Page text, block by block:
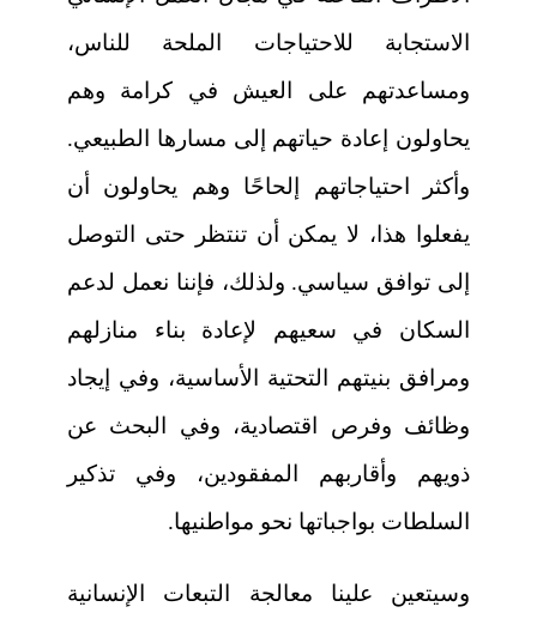
الاستجابة للاحتياجات الملحة للناس،
ومساعدتهم على العيش في كرامة وهم
يحاولون إعادة حياتهم إلى مسارها الطبيعي.
وأكثر احتياجاتهم إلحاحًا وهم يحاولون أن
يفعلوا هذا، لا يمكن أن تنتظر حتى التوصل
إلى توافق سياسي. ولذلك، فإننا نعمل لدعم
السكان في سعيهم لإعادة بناء منازلهم
ومرافق بنيتهم التحتية الأساسية، وفي إيجاد
وظائف وفرص اقتصادية، وفي البحث عن
ذويهم وأقاربهم المفقودين، وفي تذكير
السلطات بواجباتها نحو مواطنيها.
وسيتعين علينا معالجة التبعات الإنسانية